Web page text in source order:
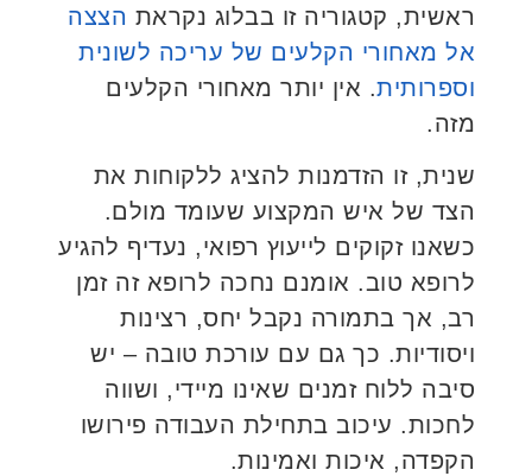
ראשית, קטגוריה זו בבלוג נקראת הצצה
אל מאחורי הקלעים של עריכה לשונית
וספרותית. אין יותר מאחורי הקלעים
מזה.
שנית, זו הזדמנות להציג ללקוחות את
הצד של איש המקצוע שעומד מולם.
כשאנו זקוקים לייעוץ רפואי, נעדיף להגיע
לרופא טוב. אומנם נחכה לרופא זה זמן
רב, אך בתמורה נקבל יחס, רצינות
ויסודיות. כך גם עם עורכת טובה – יש
סיבה ללוח זמנים שאינו מיידי, ושווה
לחכות. עיכוב בתחילת העבודה פירושו
הקפדה, איכות ואמינות.